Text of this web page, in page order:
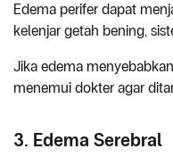
Edema perifer dapat
kelenjar getah bening,
Jika edema
menemui dokter agar
3. Edema Serebral